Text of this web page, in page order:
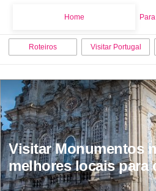
Home
Roteiros Visitar Portugal
Visitar Monumentos
melhores locais para